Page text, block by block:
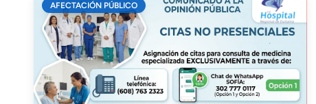
AFECTACIÓN PÚBLICO